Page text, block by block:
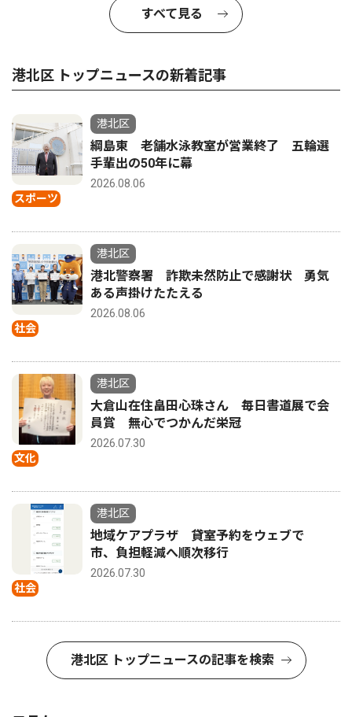
すべて見る
港北区 トップニュースの新着記事
スポーツ
港北区
綱島東 老舗水泳教室が営業終了 五輪選
手輩出の50年に幕
2026.08.06
社会
港北区
港北警察署 詐欺未然防止で感謝状 勇気
ある声掛けたたえる
2026.08.06
文化
港北区
大倉山在住畠田心珠さん 毎日書道展で会
員賞 無心でつかんだ栄冠
2026.07.30
社会
港北区
地域ケアプラザ 貸室予約をウェブで
市、負担軽減へ順次移行
2026.07.30
港北区 トップニュースの記事を検索